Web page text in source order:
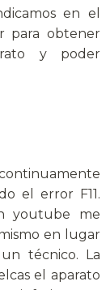
en el
para obtener
y poder
el error F11.
youtube me
en lugar
técnico. La
el aparato